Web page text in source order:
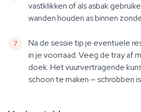
vastklikken of als asbak
wanden houden as binnen
Na de sessie tip je eventuele
in je voorraad. Veeg de tray af
doek. Het vuurvertragende
schoon te maken — schrobben